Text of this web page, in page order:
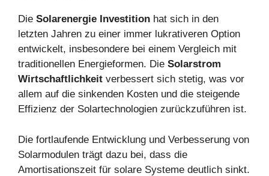
Die Solarenergie Investition hat sich in den
letzten Jahren zu einer immer lukrativeren Option
entwickelt, insbesondere bei einem Vergleich mit
traditionellen Energieformen. Die Solarstrom
Wirtschaftlichkeit verbessert sich stetig, was vor
allem auf die sinkenden Kosten und die steigende
Effizienz der Solartechnologien zurückzuführen ist.
Die fortlaufende Entwicklung und Verbesserung von
Solarmodulen trägt dazu bei, dass die
Amortisationszeit für solare Systeme deutlich sinkt.